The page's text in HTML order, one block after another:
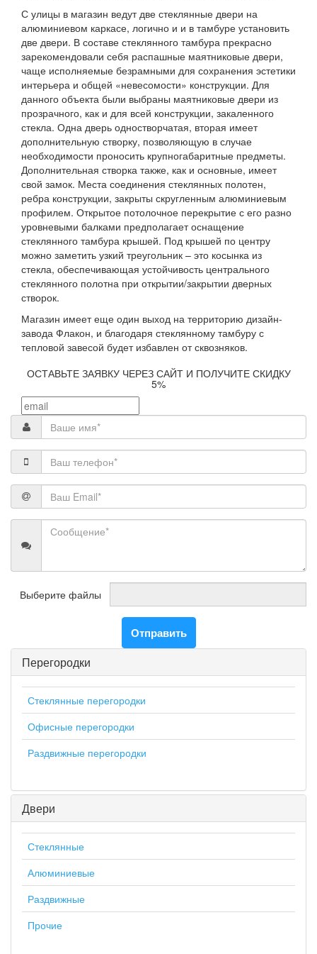
С улицы в магазин ведут две стеклянные двери на
алюминиевом каркасе, логично и и в тамбуре установить
две двери. В составе стеклянного тамбура прекрасно
зарекомендовали себя распашные маятниковые двери,
чаще исполняемые безрамными для сохранения эстетики
интерьера и общей «невесомости» конструкции. Для
данного объекта были выбраны маятниковые двери из
прозрачного, как и для всей конструкции, закаленного
стекла. Одна дверь одностворчатая, вторая имеет
дополнительную створку, позволяющую в случае
необходимости проносить крупногабаритные предметы.
Дополнительная створка также, как и основные, имеет
свой замок. Места соединения стеклянных полотен,
ребра конструкции, закрыты скругленным алюминиевым
профилем. Открытое потолочное перекрытие с его разно
уровневыми балками предполагает оснащение
стеклянного тамбура крышей. Под крышей по центру
можно заметить узкий треугольник – это косынка из
стекла, обеспечивающая устойчивость центрального
стеклянного полотна при открытии/закрытии дверных
створок.
Магазин имеет еще один выход на территорию дизайн-
завода Флакон, и благодаря стеклянному тамбуру с
тепловой завесой будет избавлен от сквозняков.
ОСТАВЬТЕ ЗАЯВКУ ЧЕРЕЗ САЙТ И ПОЛУЧИТЕ СКИДКУ
5%
Выберите файлы
Отправить
Перегородки
Стеклянные перегородки
Офисные перегородки
Раздвижные перегородки
Двери
Стеклянные
Алюминиевые
Раздвижные
Прочие